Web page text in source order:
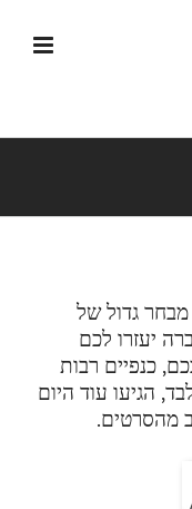
מבחר גדול של
יעזרו לכם
כנפיים רבות
הגיעו עוד היום
מהסרטים.